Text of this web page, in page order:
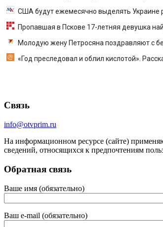
США будут ежемесячно выделять Украине
Пропавшая в Пскове 17-летняя девушка
Молодую жену Петросяна поздравляют с
«Год преследовал и облил кислотой».
Связь
info@otvprim.ru
На информационном ресурсе (сайте)
сведений, относящихся к предпочтениям
Обратная связь
Ваше имя (обязательно)
Ваш e-mail (обязательно)